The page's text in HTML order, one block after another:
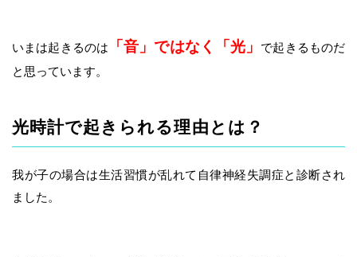
いまは起きるのは 「音」ではなく「光」
で起きるものだ
と思っています。
光時計で起きられる理由とは？
我が子の場合は生活習慣が乱れて自律神経失調症と診断され
ました。